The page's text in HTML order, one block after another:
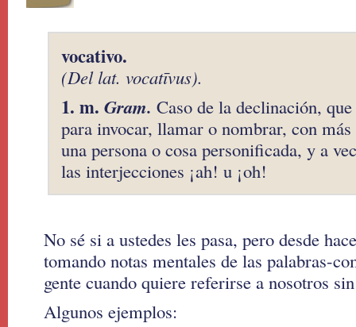
vocativo.
(Del lat. vocatīvus).
1. m. Gram. Caso de la declinación,
para invocar, llamar o nombrar, con
una persona o cosa personificada, y a
las interjecciones ¡ah! u ¡oh!
No sé si a ustedes les pasa, pero desde
tomando notas mentales de las palabras-
gente cuando quiere referirse a nosotros
Algunos ejemplos: